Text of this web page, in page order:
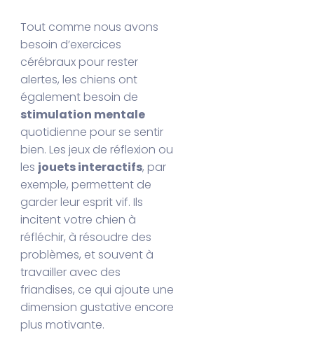
Tout comme nous avons
besoin d’exercices
cérébraux pour rester
alertes, les chiens ont
également besoin de
stimulation mentale
quotidienne pour se sentir
bien. Les jeux de réflexion ou
les jouets interactifs, par
exemple, permettent de
garder leur esprit vif. Ils
incitent votre chien à
réfléchir, à résoudre des
problèmes, et souvent à
travailler avec des
friandises, ce qui ajoute une
dimension gustative encore
plus motivante.